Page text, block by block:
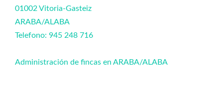
01002 Vitoria-Gasteiz
ARABA/ALABA
Telefono: 945 248 716
Administración de fincas en ARABA/ALABA